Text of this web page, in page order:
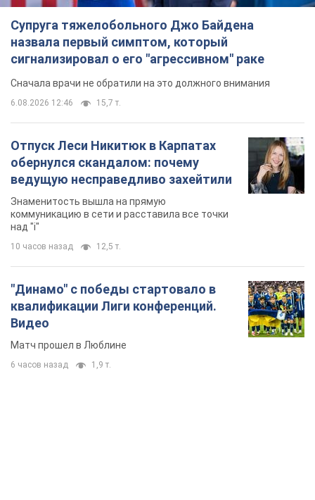
Супруга тяжелобольного Джо Байдена
назвала первый симптом, который
сигнализировал о его "агрессивном" раке
Сначала врачи не обратили на это должного внимания
6.08.2026 12:46 15,7 т.
Отпуск Леси Никитюк в Карпатах
обернулся скандалом: почему
ведущую несправедливо захейтили
Знаменитость вышла на прямую
коммуникацию в сети и расставила все точки
над "i"
10 часов назад 12,5 т.
"Динамо" с победы стартовало в
квалификации Лиги конференций.
Видео
Матч прошел в Люблине
6 часов назад 1,9 т.